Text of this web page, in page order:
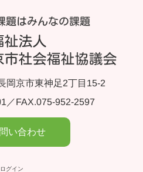
岡京市東神足2丁目15-2
／FAX.075-952-2597
い合わせ
ログイン